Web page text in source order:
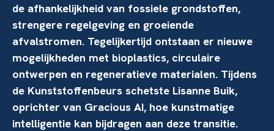
de afhankelijkheid van fossiele grondstoffen,
strengere regelgeving en groeiende
afvalstromen. Tegelijkertijd ontstaan er nieuwe
mogelijkheden met bioplastics, circulaire
ontwerpen en regeneratieve materialen. Tijdens
de Kunststoffenbeurs schetste Lisanne Buik,
oprichter van Gracious AI, hoe kunstmatige
intelligentie kan bijdragen aan deze transitie.